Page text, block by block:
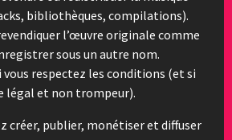
bibliothèques, compilations).
l’œuvre originale comme
sous un autre nom.
vous respectez les conditions (et si
légal et non trompeur).
créer, publier, monétiser et diffuser